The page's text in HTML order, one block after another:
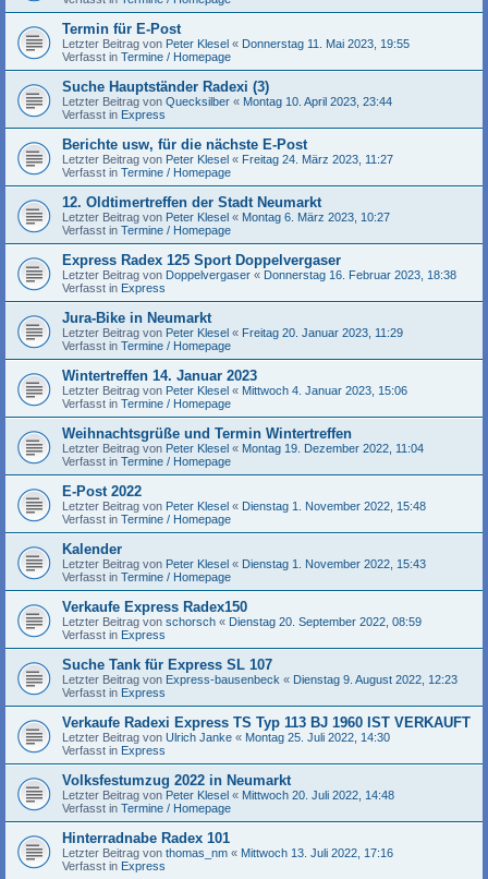
Termin für E-Post
Letzter Beitrag von Peter Klesel « Donnerstag 11. Mai 2023, 19:55
Verfasst in Termine / Homepage
Suche Hauptständer Radexi (3)
Letzter Beitrag von Quecksilber « Montag 10. April 2023, 23:44
Verfasst in Express
Berichte usw, für die nächste E-Post
Letzter Beitrag von Peter Klesel « Freitag 24. März 2023, 11:27
Verfasst in Termine / Homepage
12. Oldtimertreffen der Stadt Neumarkt
Letzter Beitrag von Peter Klesel « Montag 6. März 2023, 10:27
Verfasst in Termine / Homepage
Express Radex 125 Sport Doppelvergaser
Letzter Beitrag von Doppelvergaser « Donnerstag 16. Februar 2023, 18:38
Verfasst in Express
Jura-Bike in Neumarkt
Letzter Beitrag von Peter Klesel « Freitag 20. Januar 2023, 11:29
Verfasst in Termine / Homepage
Wintertreffen 14. Januar 2023
Letzter Beitrag von Peter Klesel « Mittwoch 4. Januar 2023, 15:06
Verfasst in Termine / Homepage
Weihnachtsgrüße und Termin Wintertreffen
Letzter Beitrag von Peter Klesel « Montag 19. Dezember 2022, 11:04
Verfasst in Termine / Homepage
E-Post 2022
Letzter Beitrag von Peter Klesel « Dienstag 1. November 2022, 15:48
Verfasst in Termine / Homepage
Kalender
Letzter Beitrag von Peter Klesel « Dienstag 1. November 2022, 15:43
Verfasst in Termine / Homepage
Verkaufe Express Radex150
Letzter Beitrag von schorsch « Dienstag 20. September 2022, 08:59
Verfasst in Express
Suche Tank für Express SL 107
Letzter Beitrag von Express-bausenbeck « Dienstag 9. August 2022, 12:23
Verfasst in Express
Verkaufe Radexi Express TS Typ 113 BJ 1960 IST VERKAUFT
Letzter Beitrag von Ulrich Janke « Montag 25. Juli 2022, 14:30
Verfasst in Express
Volksfestumzug 2022 in Neumarkt
Letzter Beitrag von Peter Klesel « Mittwoch 20. Juli 2022, 14:48
Verfasst in Termine / Homepage
Hinterradnabe Radex 101
Letzter Beitrag von thomas_nm « Mittwoch 13. Juli 2022, 17:16
Verfasst in Express